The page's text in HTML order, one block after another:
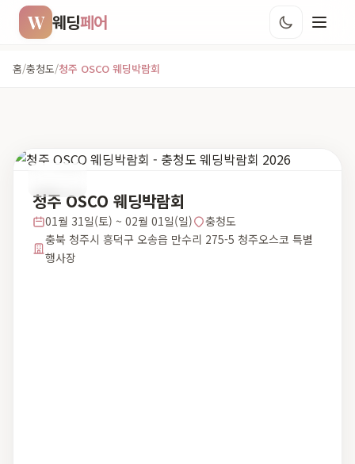
W 웨딩페어
홈/충청도/청주 OSCO 웨딩박람회
청주 OSCO 웨딩박람회
01월 31일(토) ~ 02월 01일(일)
충청도
충북 청주시 흥덕구 오송읍 만수리 275-5 청주오스코 특별
행사장